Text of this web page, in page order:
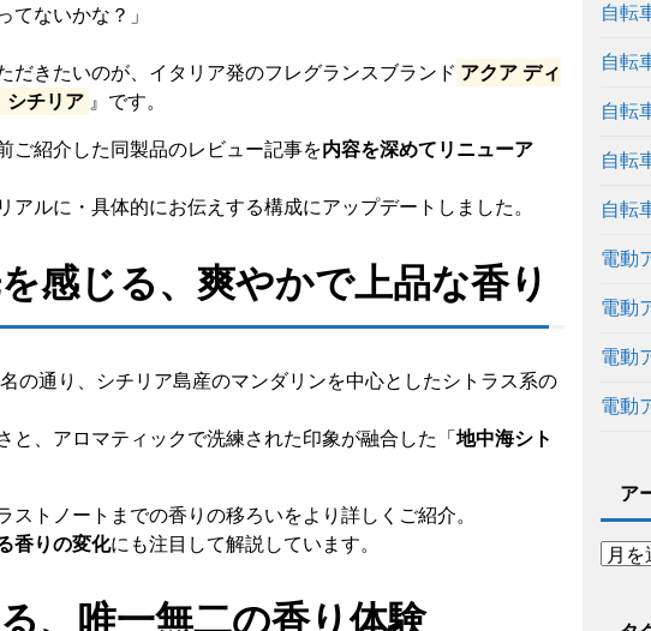
てないかな？」
だきたいのが、イタリア発のフレグランスブランド アクア ディ
シチリア 』です。
ご紹介した同製品のレビュー記事を内容を深めてリニューア
ルに・具体的にお伝えする構成にアップデートしました。
感じる、爽やかで上品な香り
の通り、シチリア島産のマンダリンを中心としたシトラス系の
と、アロマティックで洗練された印象が融合した「 地中海シト
トノートまでの香りの移ろいをより詳しくご紹介。
香りの変化にも注目して解説しています。
、唯一無二の香り体験
自転
自転
自転
自転
自転
電動
電動
電動
電動
ア